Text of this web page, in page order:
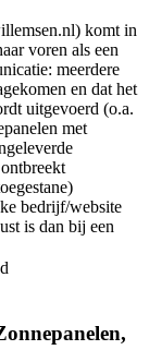
komt in
voren als een
meerdere
en dat het
uitgevoerd (o.a.
met
bedrijf/website
is dan bij een